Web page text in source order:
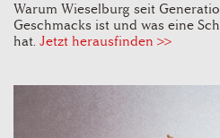
Warum Wieselburg seit
Geschmacks ist und was eine
hat. Jetzt herausfinden >>